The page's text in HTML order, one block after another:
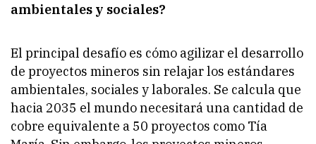
ambientales y sociales?
El principal desafío es cómo agilizar el desarrollo
de proyectos mineros sin relajar los estándares
ambientales, sociales y laborales. Se calcula que
hacia 2035 el mundo necesitará una cantidad de
cobre equivalente a 50 proyectos como Tía